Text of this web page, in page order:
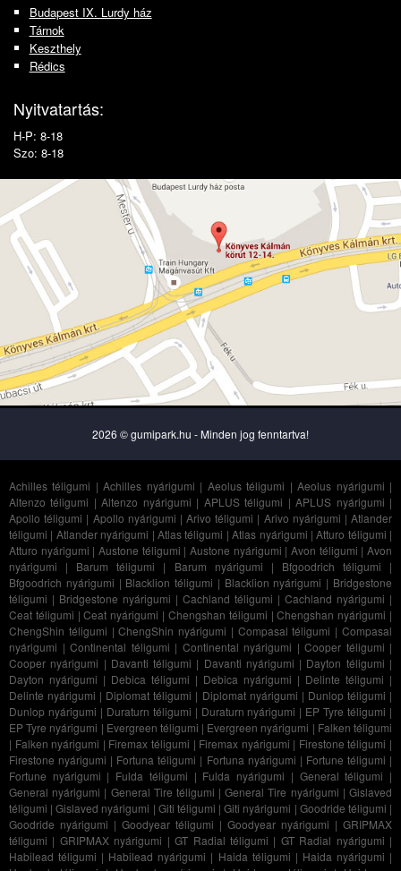
Budapest IX. Lurdy ház
Tárnok
Keszthely
Rédics
Nyitvatartás:
H-P: 8-18
Szo: 8-18
2026 © gumipark.hu - Minden jog fenntartva!
Achilles téligumi |Achilles nyárigumi | Aeolus téligumi |Aeolus nyárigumi |
Altenzo téligumi |Altenzo nyárigumi | APLUS téligumi |APLUS nyárigumi |
Apollo téligumi | Apollo nyárigumi |Arivo téligumi | Arivo nyárigumi |Atlander
téligumi | Atlander nyárigumi | Atlas téligumi |Atlas nyárigumi |Atturo téligumi |
Atturo nyárigumi |Austone téligumi |Austone nyárigumi |Avon téligumi |Avon
nyárigumi | Barum téligumi | Barum nyárigumi | Bfgoodrich téligumi |
Bfgoodrich nyárigumi | Blacklion téligumi | Blacklion nyárigumi | Bridgestone
téligumi | Bridgestone nyárigumi | Cachland téligumi | Cachland nyárigumi |
Ceat téligumi |Ceat nyárigumi | Chengshan téligumi |Chengshan nyárigumi |
ChengShin téligumi |ChengShin nyárigumi | Compasal téligumi |Compasal
nyárigumi | Continental téligumi | Continental nyárigumi | Cooper téligumi |
Cooper nyárigumi | Davanti téligumi | Davanti nyárigumi | Dayton téligumi |
Dayton nyárigumi | Debica téligumi | Debica nyárigumi | Delinte téligumi |
Delinte nyárigumi | Diplomat téligumi | Diplomat nyárigumi | Dunlop téligumi |
Dunlop nyárigumi | Duraturn téligumi | Duraturn nyárigumi | EP Tyre téligumi |
EP Tyre nyárigumi | Evergreen téligumi | Evergreen nyárigumi | Falken téligumi
| Falken nyárigumi | Firemax téligumi | Firemax nyárigumi | Firestone téligumi |
Firestone nyárigumi | Fortuna téligumi | Fortuna nyárigumi | Fortune téligumi |
Fortune nyárigumi | Fulda téligumi | Fulda nyárigumi | General téligumi |
General nyárigumi | General Tire téligumi |General Tire nyárigumi |Gislaved
téligumi |Gislaved nyárigumi | Giti téligumi |Giti nyárigumi | Goodride téligumi |
Goodride nyárigumi | Goodyear téligumi | Goodyear nyárigumi | GRIPMAX
téligumi | GRIPMAX nyárigumi |GT Radial téligumi | GT Radial nyárigumi |
Habilead téligumi | Habilead nyárigumi | Haida téligumi | Haida nyárigumi |